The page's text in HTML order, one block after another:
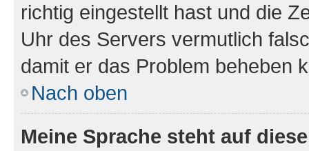
richtig eingestellt hast und die
Uhr des Servers vermutlich
damit er das Problem beheben
Nach oben
Meine Sprache steht auf